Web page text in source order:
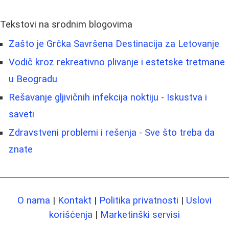
Tekstovi na srodnim blogovima
Zašto je Grčka Savršena Destinacija za Letovanje
Vodič kroz rekreativno plivanje i estetske tretmane
u Beogradu
Rešavanje gljivičnih infekcija noktiju - Iskustva i
saveti
Zdravstveni problemi i rešenja - Sve što treba da
znate
O nama | Kontakt | Politika privatnosti | Uslovi
korišćenja | Marketinški servisi